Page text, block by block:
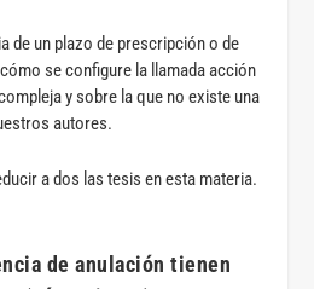
de un plazo de prescripción o de
se configure la llamada acción
y sobre la que no existe una
autores.
a dos las tesis en esta materia.
de anulación tienen